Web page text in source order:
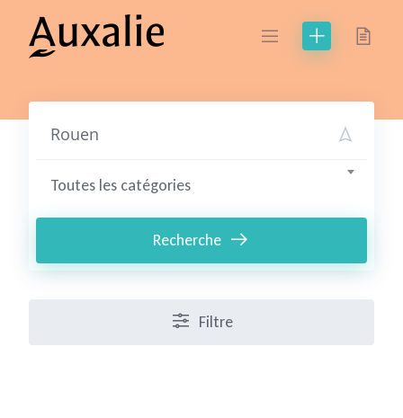
content
Toutes les catégories
Recherche
Filtre